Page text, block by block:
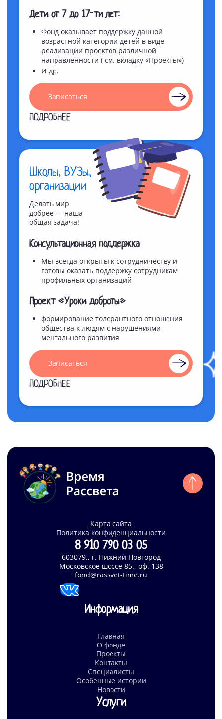
Дети от 7 до 17-ти лет:
Фонд оказывает поддержку данной
возрастной категории детей в виде
реализации проектов различной
направленности ( см. вкладку «Проекты»)
И др.
Записаться
ПОДРОБНЕЕ
Школы, ВУЗы,
организации
Делать мир
добрее — наша
общая задача!
Консультационная поддержка
Мы всегда открыты к сотрудничеству и
готовы оказать поддержку сотрудникам
профильных организаций
Проект «Уроки доброты»
формирование толерантного отношения
общества к людям с нарушениями
ментального развития
Записаться
ПОДРОБНЕЕ
Карта сайта
Политика конфиденциальности
8 910 790 03 05
603079., г. Нижний Новгород
Московское шоссе 85., оф. 138
fond@rassvet-time.ru
Информация
Главная
О фонде
Проекты
Контакты
Специалисты
Особенные истории
Новости
Услуги